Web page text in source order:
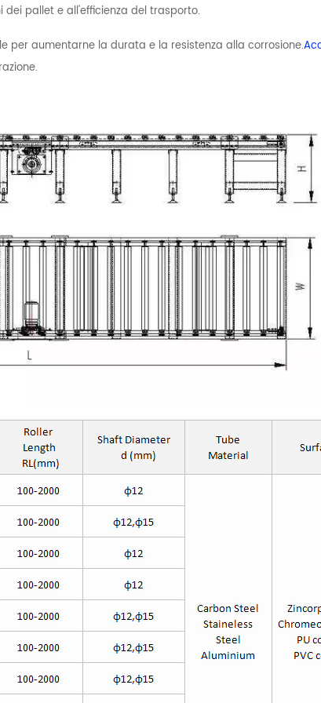
pallet e all'efficienza del trasporto.
per aumentarne la durata e la resistenza alla corrosione.